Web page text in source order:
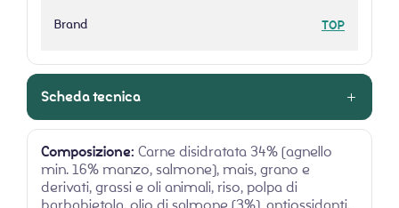
Brand TOP
Scheda tecnica
Composizione: Carne disidratata 34% (agnello
min. 16% manzo, salmone), mais, grano e
derivati, grassi e oli animali, riso, polpa di